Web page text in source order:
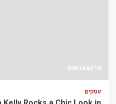
10 min read
עסקים